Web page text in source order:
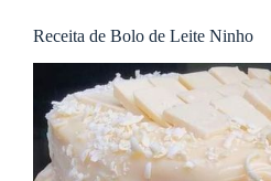
Receita de Bolo de Leite Ninho